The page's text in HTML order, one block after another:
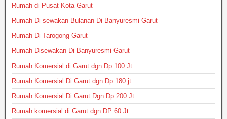
Rumah di Pusat Kota Garut
Rumah Di sewakan Bulanan Di Banyuresmi Garut
Rumah Di Tarogong Garut
Rumah Disewakan Di Banyuresmi Garut
Rumah Komersial di Garut dgn Dp 100 Jt
Rumah Komersial Di Garut dgn Dp 180 jt
Rumah Komersial Di Garut Dgn Dp 200 Jt
Rumah komersial di Garut dgn DP 60 Jt